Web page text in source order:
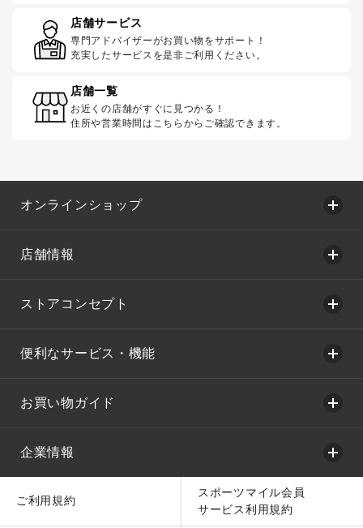
店舗サービス
専門アドバイザーがお買い物をサポート！
充実したサービスを是非ご利用ください。
店舗一覧
お近くの店舗がすぐに見つかる！
住所や営業時間はこちらからご確認できます。
オンラインショップ
店舗情報
ストアコンセプト
便利なサービス・機能
お買い物ガイド
企業情報
ご利用規約
スポーツマイル会員
サービス利用規約